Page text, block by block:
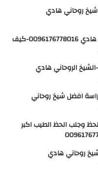
روحاني هادي
اقوى شيخ روحاني هادي 0096176778016-كيف
الروحاني هادي
افضل شيخ روحاني
وجلب الحظ الطيب اكبر
روحاني هادي